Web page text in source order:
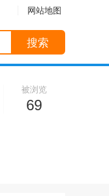
网站地图
搜索
被浏览
69